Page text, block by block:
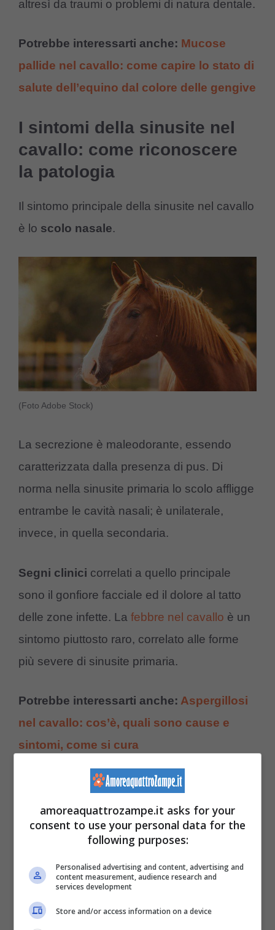
altresì da traumi o problemi di natura dentale.
Potrebbe interessarti anche: Mucose
pallide nel cavallo: come capire lo stato di
salute dell’equino dal colore delle gengive
I sintomi della sinusite nel
cavallo: come riconoscere
la patologia
Il sintomo principale della sinusite nel cavallo
è lo scolo nasale.
(Foto Adobe Stock)
La secrezione è maleodorante, essendo
caratterizzata dalla presenza di pus. Di
norma nella sinusite primaria lo scolo affligge
entrambe le cavità nasali; è unilaterale,
invece, in quella secondaria.
Segni clinici correlati a quello principale
sono il gonfiore facciale ed il dolore al tatto
delle zone infette. La febbre nel cavallo è un
sintomo piuttosto raro, correlato alle forme
più severe di sinusite primaria.
Potrebbe interessarti anche: Aspergillosi
nel cavallo: cos’è, quali sono cause e
sintomi, come si cura
Il trattamento terapeutico
In presenza dei sintomi descritti è necessario
rivolgersi al proprio veterinario di fiducia, il
quale, anche in base ad una semplice
ispezione visiva, potrà annoverare la sinusite
tra le principali patologie sospettate del
amoreaquattrozampe.it asks for your
consent to use your personal data for the
following purposes:
Personalised advertising and content, advertising and
content measurement, audience research and
services development
Store and/or access information on a device